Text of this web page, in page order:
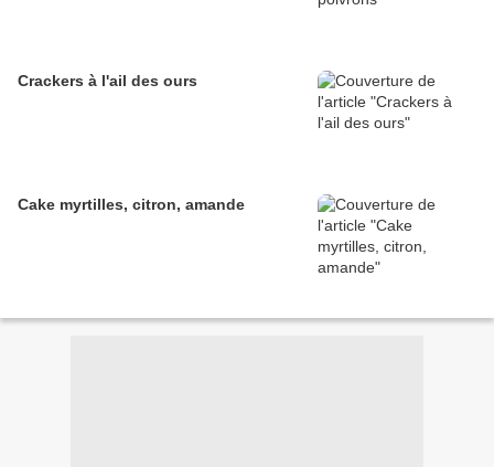
Crackers à l'ail des ours
Cake myrtilles, citron, amande